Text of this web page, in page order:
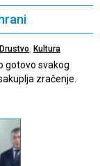
Drustvo Kultura
gotovo svakog
zračenje.